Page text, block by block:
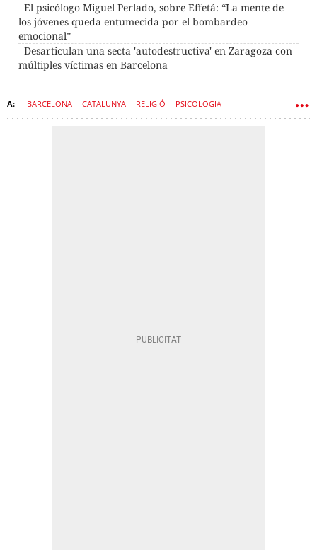
El psicólogo Miguel Perlado, sobre Effetá: “La mente de
los jóvenes queda entumecida por el bombardeo
emocional”
Desarticulan una secta 'autodestructiva' en Zaragoza con
múltiples víctimas en Barcelona
BARCELONA CATALUNYA RELIGIÓ PSICOLOGIA